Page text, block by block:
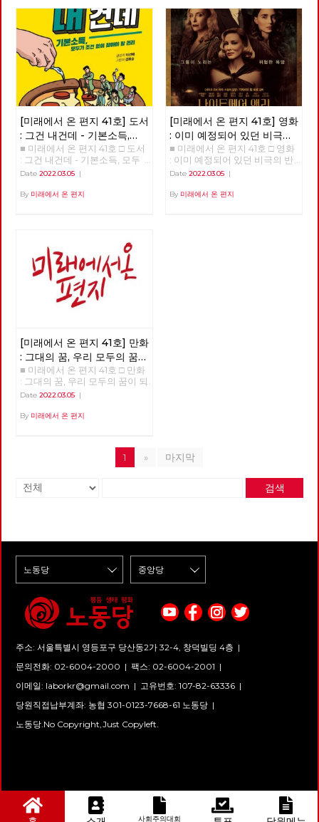
[미래에서 온 편지 41호] 도서
: 그건 내건데 - 기본소득,
모두가 차별없이 찾아야 할
권리
■ 미래에서 온 편지 41호 □ 도서
: 그건 내건데 - 기본소득, 모두
가 차별없이 찾아야 할 권리
Date 2022.03.05 |
By 미래에서 온 편지
[미래에서 온 편지 41호] 영화
: 이미 예정되어 있던 비극의
반복 – 나이트메어 앨리
■ 미래에서 온 편지 41호 □ 영화
: 이미 예정되어 있던 비극의 반
복 – 나이트메어 앨리 >>>>>>
Date 2022.03.05|
By 미래에서 온 편지
[미래에서 온 편지 41호] 만화
: 그대의 꿈, 우리 모두의 꿈이
되어
■ 미래에서 온 편지 41호 □ 만화
: 그대의 꿈, 우리 모두의 꿈이 되
어 >>>>>> 업로드 준비중
Date 2022.03.05 |
By 미래에서 온 편지
1 » 마지막
검색
주소: 서울특별시 영등포구 당산동2가 32-4, 창덕빌딩 4층 |
문의전화: 02-6004-2000 | 팩스: 02-6004-2001 |
이메일: laborkr@gmail.com | 고유번호: 107-82-63336 |
당원직접납부계좌: 농협 301-0123-7668-61 노동당 |
노동당.No Copyright,Just Copyleft.
사회주의대회